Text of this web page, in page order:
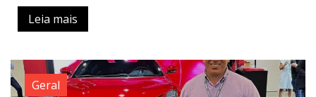
Leia mais
Geral